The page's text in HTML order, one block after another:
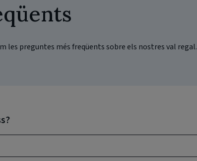
les preguntes més freqüents sobre els nostres val regal.